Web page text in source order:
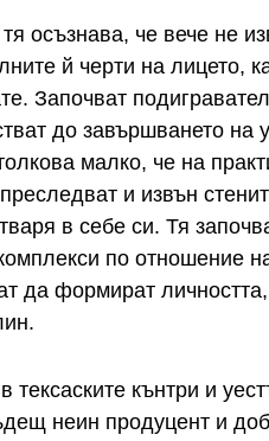
осъзнава, че вече не
й черти на лицето,
Започват
до завършването на
малко, че на
и извън
в себе си. Тя
по отношение
да формират
тексаските кънтри и
неин продуцент и